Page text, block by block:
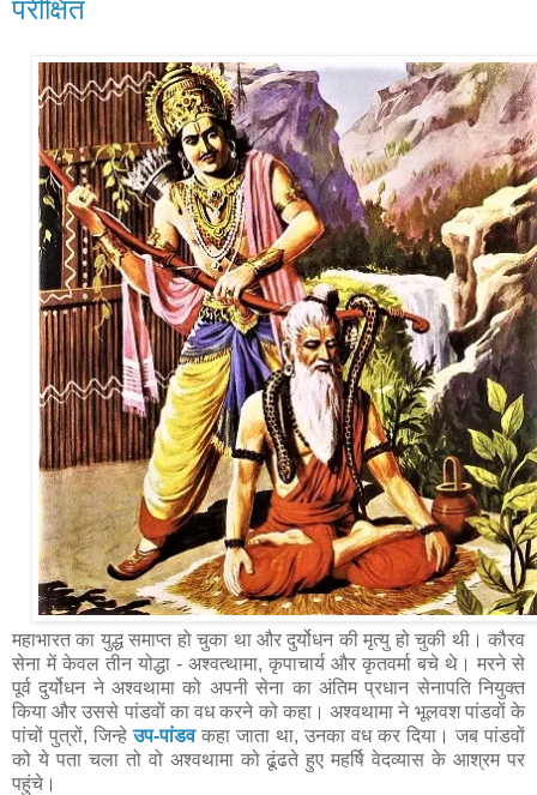
परीक्षित
महाभारत का युद्ध समाप्त हो चुका था और दुर्योधन की मृत्यु हो चुकी थी। कौरव
सेना में केवल तीन योद्धा - अश्वत्थामा, कृपाचार्य और कृतवर्मा बचे थे। मरने से
पूर्व दुर्योधन ने अश्वथामा को अपनी सेना का अंतिम प्रधान सेनापति नियुक्त
किया और उससे पांडवों का वध करने को कहा। अश्वथामा ने भूलवश पांडवों के
पांचों पुत्रों, जिन्हेउप-पांडवकहा जाता था, उनका वध कर दिया। जब पांडवों
को ये पता चला तो वो अश्वथामा को ढूंढते हुए महर्षि वेदव्यास के आश्रम पर
पहुंचे।